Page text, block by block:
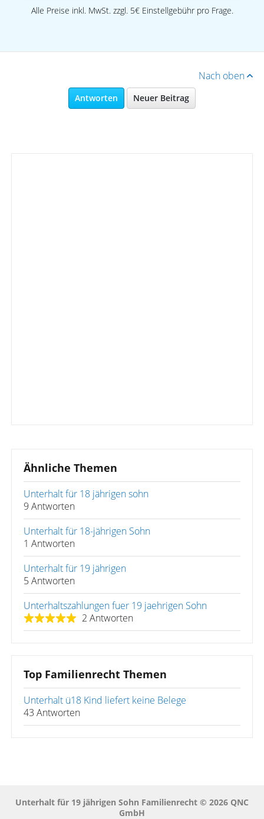
Alle Preise inkl. MwSt. zzgl. 5€ Einstellgebühr pro Frage.
Nach oben
Antworten Neuer Beitrag
Ähnliche Themen
Unterhalt für 18 jährigen sohn
9 Antworten
Unterhalt für 18-jährigen Sohn
1 Antworten
Unterhalt für 19 jährigen
5 Antworten
Unterhaltszahlungen fuer 19 jaehrigen Sohn
2 Antworten
Top Familienrecht Themen
Unterhalt ü18 Kind liefert keine Belege
43 Antworten
Unterhalt für 19 jährigen Sohn Familienrecht © 2026 QNC
GmbH